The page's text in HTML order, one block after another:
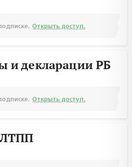
Открыть доступ.
и декларации РБ
Открыть доступ.